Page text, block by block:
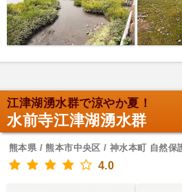
江津湖湧水群で涼やか夏！
水前寺江津湖湧水群
熊本県 / 熊本市中央区 / 神水本町 自然保
4.0